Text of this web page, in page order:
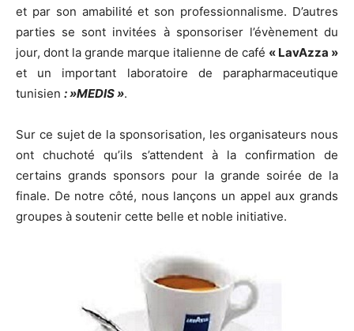
et par son amabilité et son professionnalisme. D’autres
parties se sont invitées à sponsoriser l’évènement du
jour, dont la grande marque italienne de café « LavAzza »
et un important laboratoire de parapharmaceutique
tunisien : »MEDIS ».
Sur ce sujet de la sponsorisation, les organisateurs nous
ont chuchoté qu’ils s’attendent à la confirmation de
certains grands sponsors pour la grande soirée de la
finale. De notre côté, nous lançons un appel aux grands
groupes à soutenir cette belle et noble initiative.